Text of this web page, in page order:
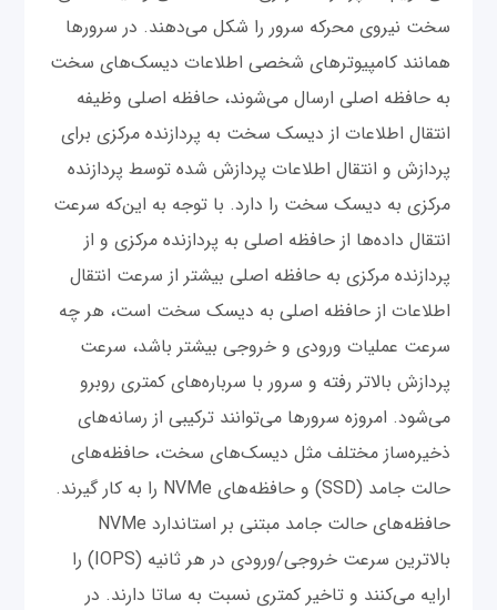
سخت نیروی محرکه سرور را شکل می‌دهند. در سرورها
همانند کامپیوترهای شخصی اطلاعات دیسک‌های سخت
به حافظه اصلی ارسال می‌شوند، حافظه اصلی وظیفه
انتقال اطلاعات از دیسک سخت به پردازنده مرکزی برای
پردازش و انتقال اطلاعات پردازش شده توسط پردازنده
مرکزی به دیسک سخت را دارد. با توجه به این‌که سرعت
انتقال داده‌ها از حافظه اصلی به پردازنده مرکزی و از
پردازنده مرکزی به حافظه اصلی بیشتر از سرعت انتقال
اطلاعات از حافظه اصلی به دیسک سخت است، هر چه
سرعت عملیات ورودی و خروجی بیشتر باشد، سرعت
پردازش بالاتر رفته و سرور با سرباره‌های کمتری روبرو
می‌شود. امروزه سرورها می‌توانند ترکیبی از رسانه‌های
ذخیره‌ساز مختلف مثل دیسک‌های سخت، حافظه‌های
حالت جامد (SSD) و حافظه‌های NVMe را به کار گیرند.
حافظه‌های حالت جامد مبتنی بر استاندارد NVMe
بالاترین سرعت خروجی‌/ورودی در هر ثانیه (IOPS) را
ارایه می‌کنند و تاخیر کمتری نسبت به ساتا دارند. در